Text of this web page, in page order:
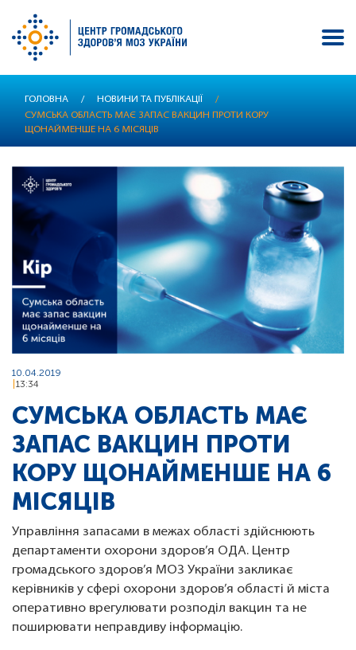
основного
ГОЛОВНА / НОВИНИ ТА ПУБЛІКАЦІЇ
/
СУМСЬКА ОБЛАСТЬ МАЄ ЗАПАС ВАКЦИН ПРОТИ КОРУ
ЩОНАЙМЕНШЕ НА 6 МІСЯЦІВ
10.04.2019
13:34
СУМСЬКА ОБЛАСТЬ МАЄ
ЗАПАС ВАКЦИН ПРОТИ
КОРУ ЩОНАЙМЕНШЕ НА 6
МІСЯЦІВ
Управління запасами в межах області здійснюють
департаменти охорони здоров’я ОДА. Центр
громадського здоров’я МОЗ України закликає
керівників у сфері охорони здоров’я області й міста
оперативно врегулювати розподіл вакцин та не
поширювати неправдиву інформацію.